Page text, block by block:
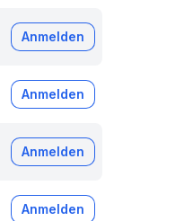
Anmelden
Anmelden
Anmelden
Anmelden